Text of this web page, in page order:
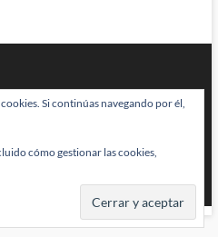
Theme Freesia|WordPress| © Todos
Si continúas navegando por él,
cómo gestionar las cookies,